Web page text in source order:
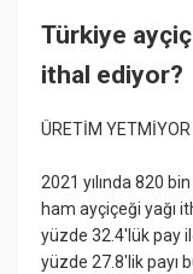
Türkiye
ithal ediyor?
ÜRETİM YETMİYOR
2021 yılında 820
ham ayçiçeği yağı
yüzde 32.4'lük pay
yüzde 27.8'lik payı